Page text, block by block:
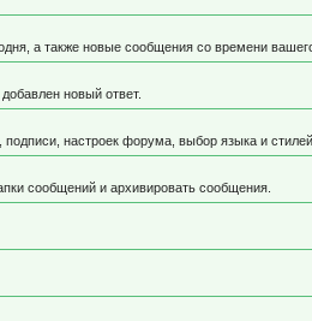
а также новые сообщения со времени
новый ответ.
настроек форума, выбор языка и стилей.
сообщений и архивировать сообщения.